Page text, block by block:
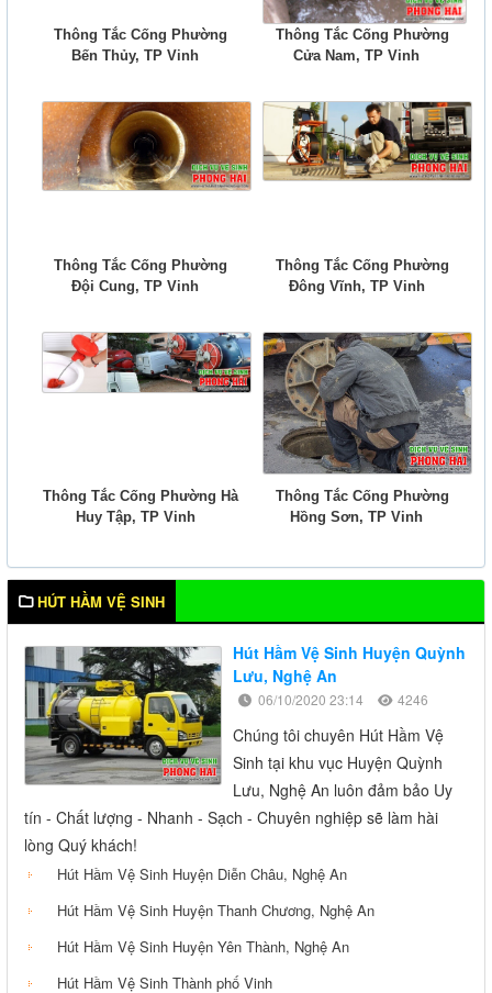
Thông Tắc Cống Phường
Bến Thủy, TP Vinh
Thông Tắc Cống Phường
Cửa Nam, TP Vinh
Thông Tắc Cống Phường
Đội Cung, TP Vinh
Thông Tắc Cống Phường
Đông Vĩnh, TP Vinh
Thông Tắc Cống Phường Hà
Huy Tập, TP Vinh
Thông Tắc Cống Phường
Hồng Sơn, TP Vinh
HÚT HẦM VỆ SINH
Hút Hầm Vệ Sinh Huyện Quỳnh
Lưu, Nghệ An
06/10/2020 23:14 4246
​​​​​​​Chúng tôi chuyên Hút Hầm Vệ
Sinh tại khu vục Huyện Quỳnh
Lưu, Nghệ An luôn đảm bảo Uy
tín - Chất lượng - Nhanh - Sạch - Chuyên nghiệp sẽ làm hài
lòng Quý khách!
Hút Hầm Vệ Sinh Huyện Diễn Châu, Nghệ An
Hút Hầm Vệ Sinh Huyện Thanh Chương, Nghệ An
Hút Hầm Vệ Sinh Huyện Yên Thành, Nghệ An
Hút Hầm Vệ Sinh Thành phố Vinh